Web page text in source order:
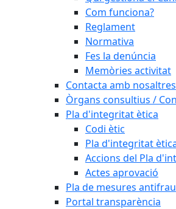
Com funciona?
Reglament
Normativa
Fes la denúncia
Memòries activitat
Contacta amb nosaltres
Òrgans consultius /
Pla d'integritat ètica
Codi ètic
Pla d'integritat
Accions del Pla
Actes aprovació
Pla de mesures antifrau
Portal transparència